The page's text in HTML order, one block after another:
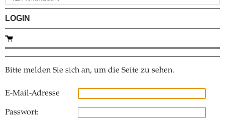
LOGIN
Bitte melden Sie sich an, um die Seite zu sehen.
E-Mail-Adresse
Passwort: